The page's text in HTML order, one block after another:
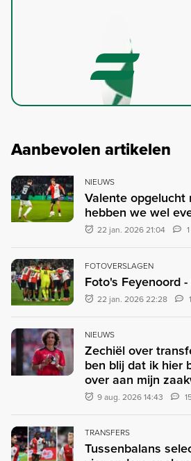
Aanbevolen artikelen
NIEUWS
Valente opgelucht
hebben we wel
22 jan. 2026 21:04
FOTOVERSLAGEN
Foto's Feyenoord
22 jan. 2026 22:28
NIEUWS
Zechiël over
ben blij dat ik hier
over aan mijn
9 aug. 2026 14:43
TRANSFERS
Tussenbalans